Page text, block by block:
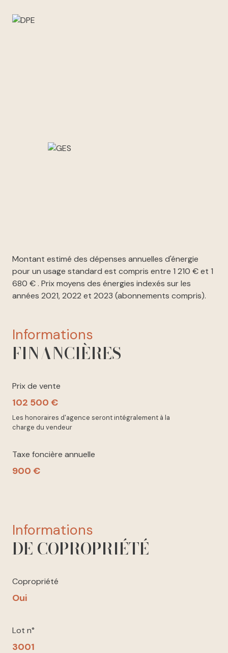
Montant estimé des dépenses annuelles d'énergie
pour un usage standard est compris entre 1 210 € et 1
680 € . Prix moyens des énergies indexés sur les
années 2021, 2022 et 2023 (abonnements compris).
informations
FINANCIÈRES
Prix de vente
102 500 €
Les honoraires d'agence seront intégralement à la
charge du vendeur
Taxe foncière annuelle
900 €
informations
DE COPROPRIÉTÉ
Copropriété
Oui
Lot n°
3001